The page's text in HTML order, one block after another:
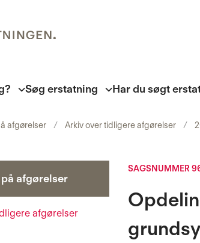
Søg erstatning Har du søgt
afgørelser Arkiv over tidligere afgørelser
afgørelser
afgørelser
SAGSNUMMER